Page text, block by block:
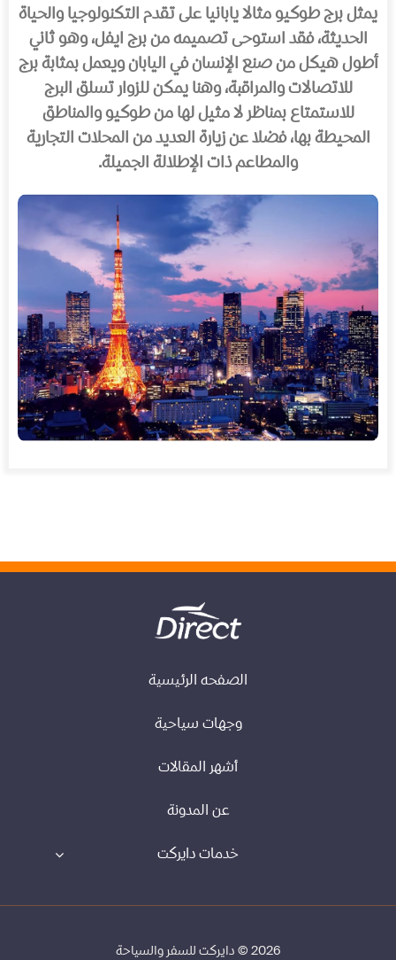
يمثل برج طوكيو مثالا يابانيا على تقدم التكنولوجيا والحياة
الحديثة، فقد استوحى تصميمه من برج ايفل، وهو ثاني
أطول هيكل من صنع الإنسان في اليابان ويعمل بمثابة برج
للاتصالات والمراقبة، وهنا يمكن للزوار تسلق البرج
للاستمتاع بمناظر لا مثيل لها من طوكيو والمناطق
المحيطة بها، فضلا عن زيارة العديد من المحلات التجارية
والمطاعم ذات الإطلالة الجميلة.
الصفحه الرئيسية
وجهات سياحية
أشهر المقالات
عن المدونة
خدمات دايركت
2026 © دايركت للسفر والسياحة